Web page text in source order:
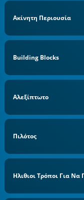
Ακίνητη Περιουσία
Building Blocks
Αλεξίπτωτο
Πιλότος
Ηλιθιοι Τρόποι Για Να